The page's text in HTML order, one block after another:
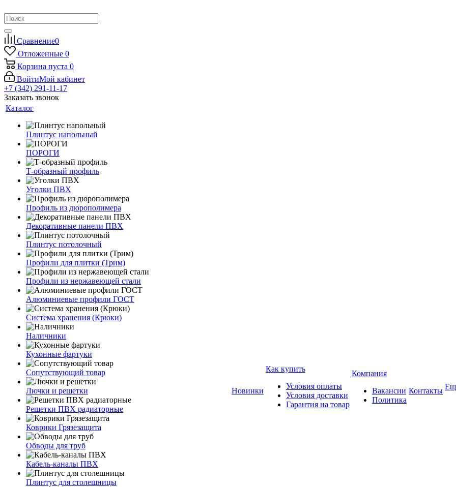
Сравнение0
Отложенные 0
Корзина пуста 0
ВойтиМой кабинет
+7 (342) 291-11-17
Заказать звонок
Каталог
Плинтус напольный
ПОРОГИ
Т-образный профиль
Уголки ПВХ
Профиль из дюрополимера
Декоративные панели ПВХ
Плинтус потолочный
Профили для плитки (Трим)
Профили из нержавеющей стали
Алюминиевые профили ГОСТ
Система хранения (Крюки)
Наличники
Кухонные фартуки
Сопутствующий товар
Лючки и решетки
Решетки ПВХ радиаторные
Коврики Грязезащита
Обводы для труб
Кабель-каналы ПВХ
Плинтус для столешницы
Новинки
Как купить
Условия оплаты
Условия доставки
Гарантия на товар
Компания
Вакансии
Политика
Контакты